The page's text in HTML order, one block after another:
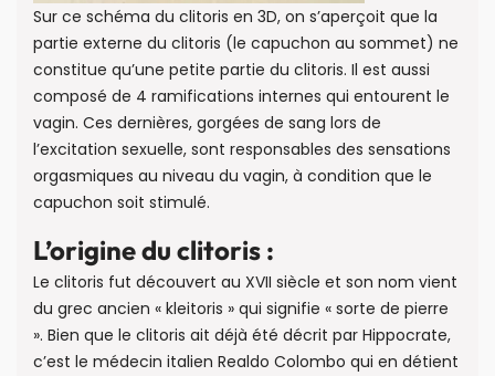
Sur ce schéma du clitoris en 3D, on s’aperçoit que la
partie externe du clitoris (le capuchon au sommet) ne
constitue qu’une petite partie du clitoris. Il est aussi
composé de 4 ramifications internes qui entourent le
vagin. Ces dernières, gorgées de sang lors de
l’excitation sexuelle, sont responsables des sensations
orgasmiques au niveau du vagin, à condition que le
capuchon soit stimulé.
L’origine du clitoris :
Le clitoris fut découvert au XVII siècle et son nom vient
du grec ancien « kleitoris » qui signifie « sorte de pierre
». Bien que le clitoris ait déjà été décrit par Hippocrate,
c’est le médecin italien Realdo Colombo qui en détient